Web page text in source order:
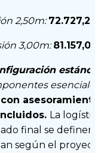
2,50m:
3,00m:
La
final se
según el